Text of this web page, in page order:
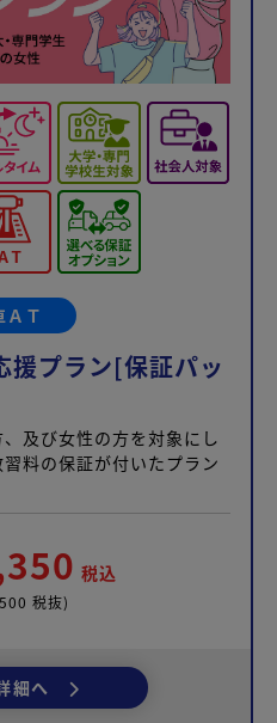
ＡＴ
援プラン[保証パッ
及び女性の方を対象にし
料の保証が付いたプラン
税込
税抜)
細へ